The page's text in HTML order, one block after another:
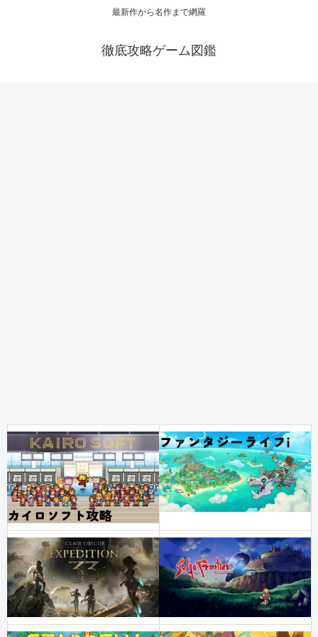
最新作から名作まで網羅
徹底攻略ゲーム図鑑